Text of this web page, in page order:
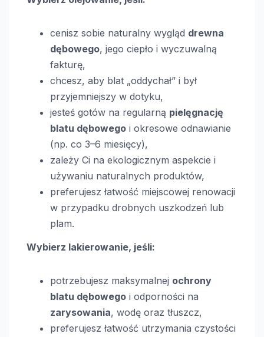
cenisz sobie naturalny wygląd drewna
dębowego, jego ciepło i wyczuwalną
fakturę,
chcesz, aby blat „oddychał” i był
przyjemniejszy w dotyku,
jesteś gotów na regularną pielęgnację
blatu dębowego i okresowe odnawianie
(np. co 3–6 miesięcy),
zależy Ci na ekologicznym aspekcie i
używaniu naturalnych produktów,
preferujesz łatwość miejscowej renowacji
w przypadku drobnych uszkodzeń lub
plam.
Wybierz lakierowanie, jeśli:
potrzebujesz maksymalnej ochrony
blatu dębowego i odporności na
zarysowania, wodę oraz tłuszcz,
preferujesz łatwość utrzymania czystości